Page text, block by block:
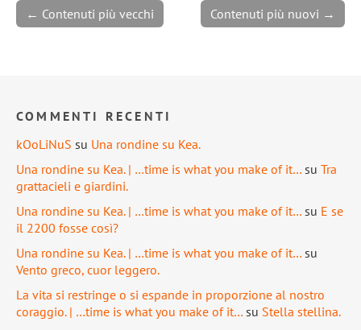
← Contenuti più vecchi Contenuti più nuovi →
COMMENTI RECENTI
kOoLiNuS su Una rondine su Kea.
Una rondine su Kea. | …time is what you make of it… su Tra
grattacieli e giardini.
Una rondine su Kea. | …time is what you make of it… su E se
il 2200 fosse così?
Una rondine su Kea. | …time is what you make of it… su
Vento greco, cuor leggero.
La vita si restringe o si espande in proporzione al nostro
coraggio. | …time is what you make of it… su Stella stellina.